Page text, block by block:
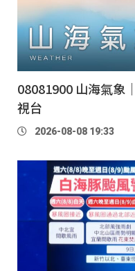
08081900 山海氣象
視台
2026-08-08 19:33